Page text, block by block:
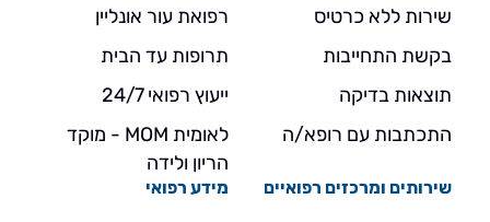
שירות ללא כרטיס
בקשת התחייבות
תוצאות בדיקה
התכתבות עם רופא/ה
רפואת עור אונליין
תרופות עד הבית
ייעוץ רפואי 24/7
לאומית MOM - מוקד
הריון ולידה
שירותים ומרכזים רפואיים מידע רפואי